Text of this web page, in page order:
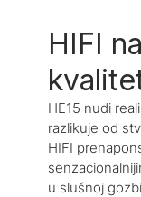
HIFI
HE15 nudi
razlikuje od
HIFI
u slušnoj